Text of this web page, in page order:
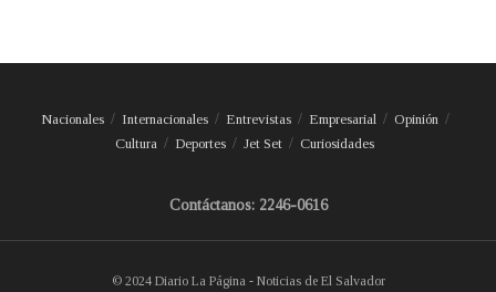
Nacionales Internacionales Entrevistas Empresarial
Opinión
Cultura
Deportes Jet Set Curiosidades
Contáctanos: 2246-0616
© 2024 Diario La Página - Noticias de El Salvador